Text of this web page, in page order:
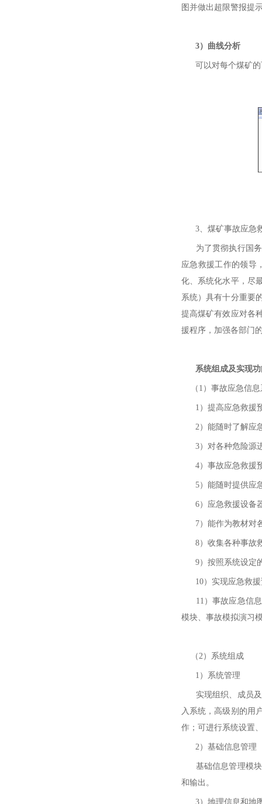
图并做出超限警报提
3）曲线分析
可以对每个煤矿的
3、煤矿事故应急
为了贯彻执行国务
应急救援工作的领导
化、系统化水平，尽
系统）具有十分重要
提高煤矿有效应对各
援程序，加强各部门
系统组成及实现功
（1）事故应急信息
1）提高应急救援预
2）能随时了解应
3）对各种危险源进
4）事故应急救援
5）能随时提供应
6）应急救援设备
7）能作为教材对
8）收集各种事故救
9）按照系统设定的
10）实现应急救援
11）事故应急信息
模块、事故模拟演习
（2）系统组成
1）系统管理
实现组织、成员及
入系统，高级别的用
作；可进行系统设置
2）基础信息管理
基础信息管理模块
和输出。
3）地理信息和地